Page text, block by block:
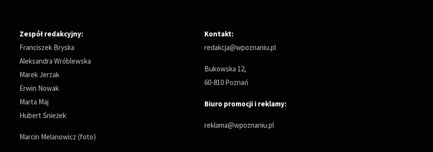
Zespół redakcyjny:
Franciszek Bryska
Aleksandra Wróblewska
Marek Jerzak
Erwin Nowak
Marta Maj
Hubert Śnieżek
Marcin Melanowicz (foto)
Kontakt:
redakcja@wpoznaniu.pl
Bukowska 12,
60-810 Poznań
Biuro promocji i reklamy:
reklama@wpoznaniu.pl